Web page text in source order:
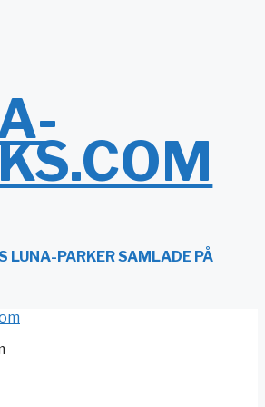
LUNA-PARKER SAMLADE PÅ